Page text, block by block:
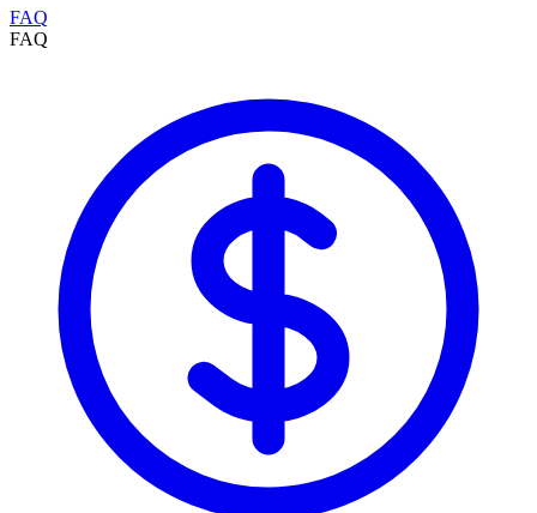
FAQ
FAQ